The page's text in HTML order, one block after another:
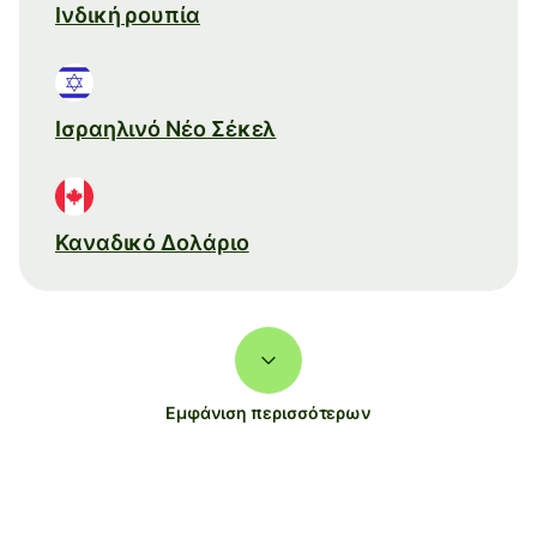
Ινδική ρουπία
Ισραηλινό Νέο Σέκελ
Καναδικό Δολάριο
Εμφάνιση περισσότερων